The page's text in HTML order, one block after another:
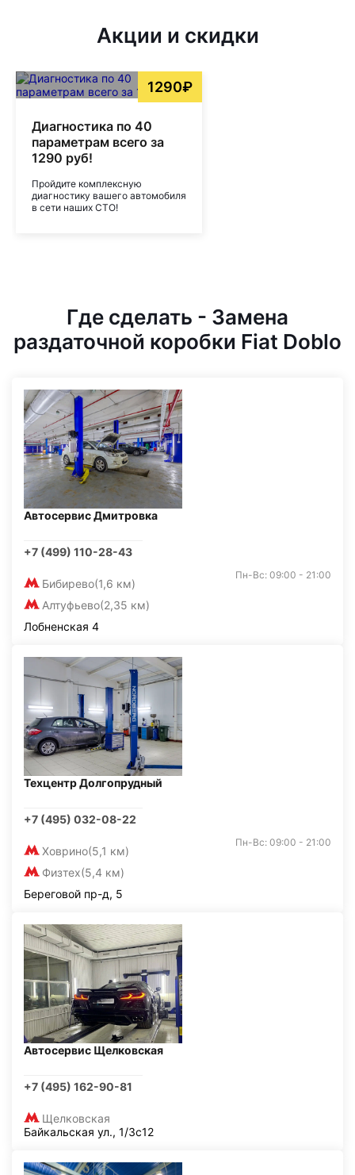
Акции и скидки
1290₽
Диагностика по 40
параметрам всего за
1290 руб!
Пройдите комплексную
диагностику вашего автомобиля
в сети наших СТО!
Где сделать - Замена
раздаточной коробки Fiat Doblo
Автосервис Дмитровка
+7 (499) 110-28-43
Бибирево(1,6 км)
Алтуфьево(2,35 км)
Пн-Вс: 09:00 - 21:00
Лобненская 4
Техцентр Долгопрудный
+7 (495) 032-08-22
Ховрино(5,1 км)
Физтех(5,4 км)
Пн-Вс: 09:00 - 21:00
Береговой пр-д, 5
Автосервис Щелковская
+7 (495) 162-90-81
Щелковская
Байкальская ул., 1/3с12